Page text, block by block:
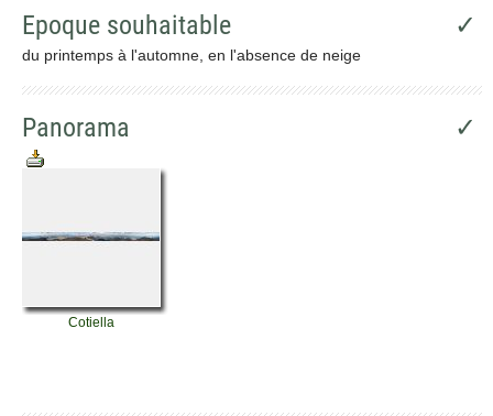
Epoque souhaitable ✓
du printemps à l'automne, en l'absence de neige
Panorama ✓
Cotiella